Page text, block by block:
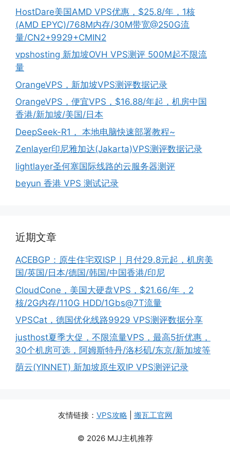
HostDare美国AMD VPS优惠，$25.8/年，1核
(AMD EPYC)/768M内存/30M带宽@250G流
量/CN2+9929+CMIN2
vpshosting 新加坡OVH VPS测评 500M起不限流
量
OrangeVPS，新加坡VPS测评数据记录
OrangeVPS，便宜VPS，$16.88/年起，机房中国
香港/新加坡/美国/日本
DeepSeek-R1， 本地电脑快速部署教程~
Zenlayer印尼雅加达(Jakarta)VPS测评数据记录
lightlayer圣何塞国际线路的云服务器测评
beyun 香港 VPS 测试记录
近期文章
ACEBGP：原生住宅双ISP｜月付29.8元起，机房美
国/英国/日本/德国/韩国/中国香港/印尼
CloudCone，美国大硬盘VPS，$21.66/年，2
核/2G内存/110G HDD/1Gbs@7T流量
VPSCat，德国优化线路9929 VPS测评数据分享
justhost夏季大促，不限流量VPS，最高5折优惠，
30个机房可选，阿姆斯特丹/洛杉矶/东京/新加坡等
荫云(YINNET) 新加坡原生双IP VPS测评记录
友情链接： VPS攻略 搬瓦工官网
© 2026 MJJ主机推荐